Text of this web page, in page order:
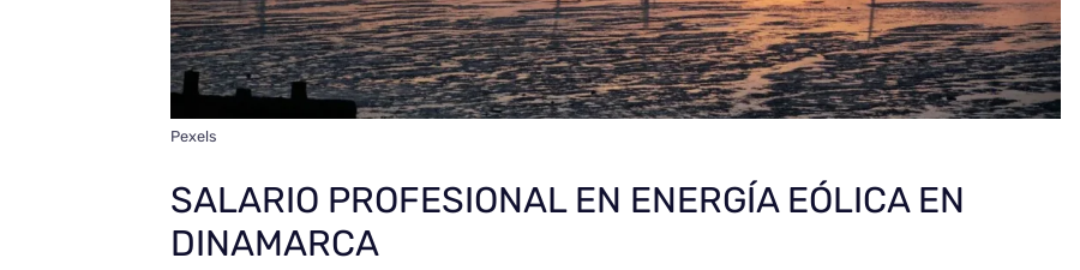
Pexels
SALARIO PROFESIONAL EN ENERGÍA EÓLICA EN
DINAMARCA